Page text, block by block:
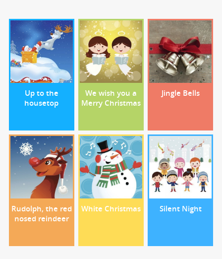
Up to the
housetop
We wish you a
Merry Christmas
Jingle Bells
Rudolph, the red
nosed reindeer
White Christmas Silent Night